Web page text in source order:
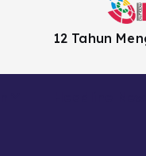
12 Tahun